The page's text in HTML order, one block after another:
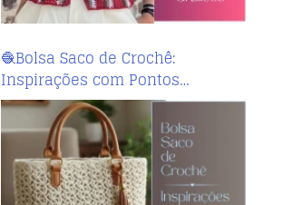
🧶Bolsa Saco de Crochê:
Inspirações com Pontos…